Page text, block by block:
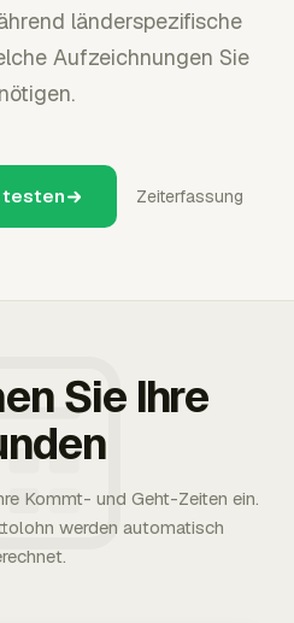
länderspezifische
Aufzeichnungen Sie
testen Zeiterfassung
Sie Ihre
Kommt- und Geht-Zeiten ein.
werden automatisch